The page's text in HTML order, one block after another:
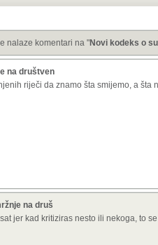
nalaze komentari na "Novi kodeks o
na društven
riječi da znamo šta smijemo, a
na druš
jer kad kritiziras nesto ili nekoga, to